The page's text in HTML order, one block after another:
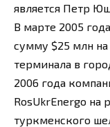
является Петр
В марте 2005
сумму $25 млн на
терминала в
2006 года
RosUkrEnergo на
туркменского